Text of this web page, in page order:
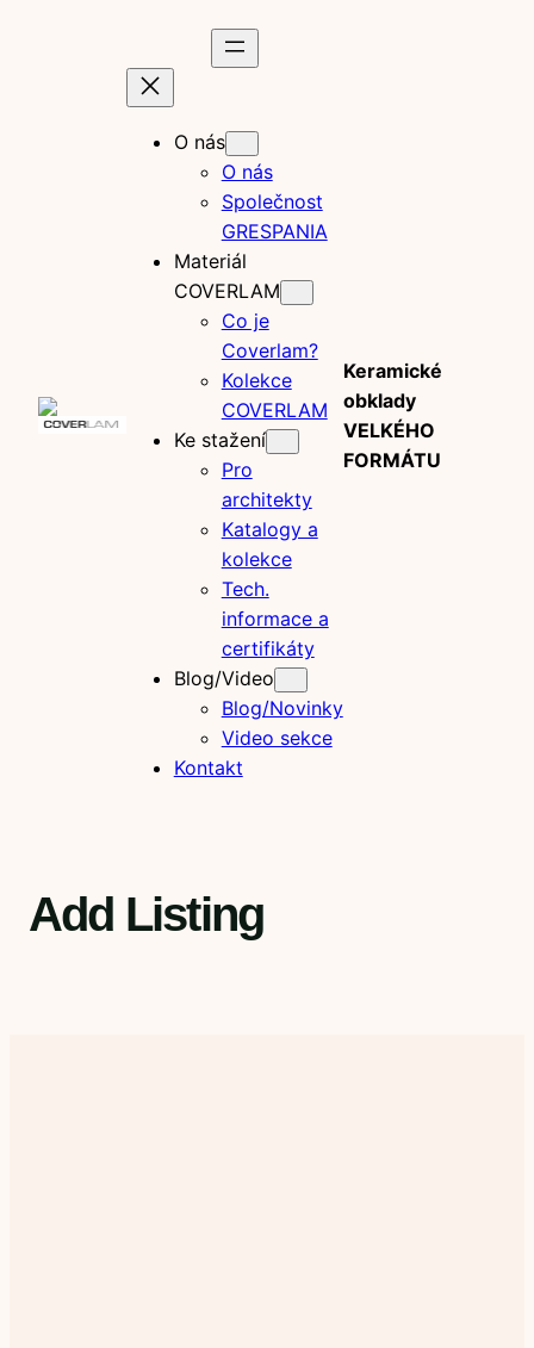
O nás
O nás
Společnost
GRESPANIA
Materiál
COVERLAM
Co je
Coverlam?
Kolekce
COVERLAM
Ke stažení
Pro
architekty
Katalogy a
kolekce
Tech.
informace a
certifikáty
Blog/Video
Blog/Novinky
Video sekce
Kontakt
Keramické
obklady
VELKÉHO
FORMÁTU
Add Listing